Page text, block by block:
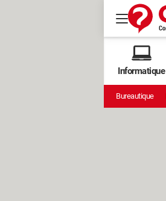
Informatique
Bureautique